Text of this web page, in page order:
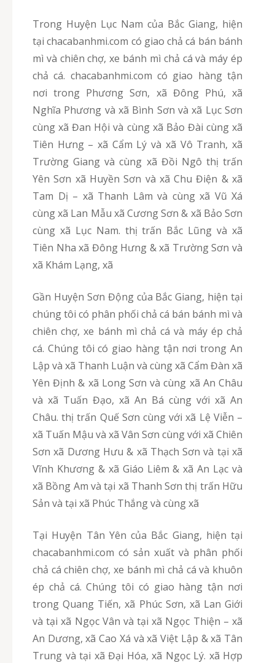
Trong Huyện Lục Nam của Bắc Giang, hiện
tại chacabanhmi.com có giao chả cá bán bánh
mì và chiên chợ, xe bánh mì chả cá và máy ép
chả cá. chacabanhmi.com có giao hàng tận
nơi trong Phương Sơn, xã Đông Phú, xã
Nghĩa Phương và xã Bình Sơn và xã Lục Sơn
cùng xã Đan Hội và cùng xã Bảo Đài cùng xã
Tiên Hưng – xã Cẩm Lý và xã Vô Tranh, xã
Trường Giang và cùng xã Đồi Ngô thị trấn
Yên Sơn xã Huyền Sơn và xã Chu Điện & xã
Tam Dị – xã Thanh Lâm và cùng xã Vũ Xá
cùng xã Lan Mẫu xã Cương Sơn & xã Bảo Sơn
cùng xã Lục Nam. thị trấn Bắc Lũng và xã
Tiên Nha xã Đông Hưng & xã Trường Sơn và
xã Khám Lạng, xã
Gần Huyện Sơn Động của Bắc Giang, hiện tại
chúng tôi có phân phối chả cá bán bánh mì và
chiên chợ, xe bánh mì chả cá và máy ép chả
cá. Chúng tôi có giao hàng tận nơi trong An
Lập và xã Thanh Luận và cùng xã Cẩm Đàn xã
Yên Định & xã Long Sơn và cùng xã An Châu
và xã Tuấn Đạo, xã An Bá cùng với xã An
Châu. thị trấn Quế Sơn cùng với xã Lệ Viễn –
xã Tuấn Mậu và xã Vân Sơn cùng với xã Chiên
Sơn xã Dương Hưu & xã Thạch Sơn và tại xã
Vĩnh Khương & xã Giáo Liêm & xã An Lạc và
xã Bồng Am và tại xã Thanh Sơn thị trấn Hữu
Sản và tại xã Phúc Thắng và cùng xã
Tại Huyện Tân Yên của Bắc Giang, hiện tại
chacabanhmi.com có sản xuất và phân phối
chả cá chiên chợ, xe bánh mì chả cá và khuôn
ép chả cá. Chúng tôi có giao hàng tận nơi
trong Quang Tiến, xã Phúc Sơn, xã Lan Giới
và tại xã Ngọc Vân và tại xã Ngọc Thiện – xã
An Dương, xã Cao Xá và xã Việt Lập & xã Tân
Trung và tại xã Đại Hóa, xã Ngọc Lý. xã Hợp